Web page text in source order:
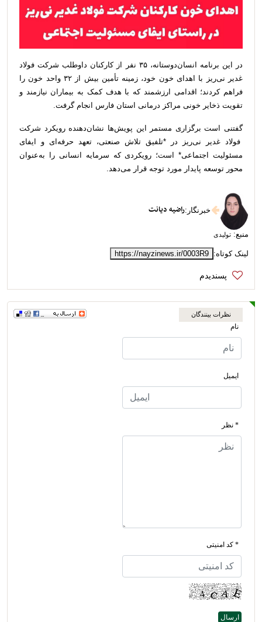
در این برنامه انسان‌دوستانه، ۳۵ نفر از کارکنان داوطلب شرکت فولاد
غدیر نی‌ریز با اهدای خون خود، زمینه تأمین بیش از ۳۲ واحد خون را
فراهم کردند؛ اقدامی ارزشمند که با هدف کمک به بیماران نیازمند و
تقویت ذخایر خونی مراکز درمانی استان فارس انجام گرفت.
گفتنی است برگزاری مستمر این پویش‌ها نشان‌دهنده رویکرد شرکت
فولاد غدیر نی‌ریز در *تلفیق تلاش صنعتی، تعهد حرفه‌ای و ایفای
مسئولیت اجتماعی* است؛ رویکردی که سرمایه انسانی را به‌عنوان
محور توسعه پایدار مورد توجه قرار می‌دهد.
خبرنگار :راضیه دیانت
منبع: تولیدی
لینک کوتاه: https://nayzinews.ir/0003R9
نظرات بینندگان
نام
ایمیل
* نظر
* کد امنیتی